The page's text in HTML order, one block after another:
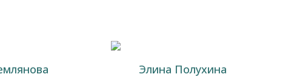
Элина Полухина